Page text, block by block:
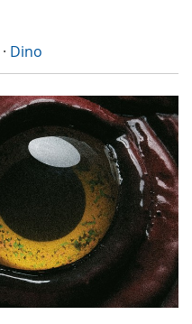
· Dino